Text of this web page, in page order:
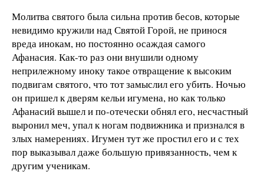
Молитва святого была сильна против бесов, которые
невидимо кружили над Святой Горой, не принося
вреда инокам, но постоянно осаждая самого
Афанасия. Как-то раз они внушили одному
неприлежному иноку такое отвращение к высоким
подвигам святого, что тот замыслил его убить. Ночью
он пришел к дверям кельи игумена, но как только
Афанасий вышел и по-отечески обнял его, несчастный
выронил меч, упал к ногам подвижника и признался в
злых намерениях. Игумен тут же простил его и с тех
пор выказывал даже большую привязанность, чем к
другим ученикам.